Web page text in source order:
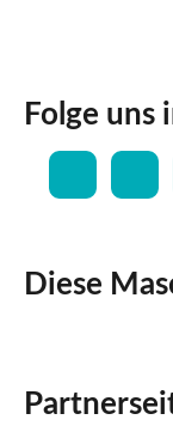
Folge uns
Diese